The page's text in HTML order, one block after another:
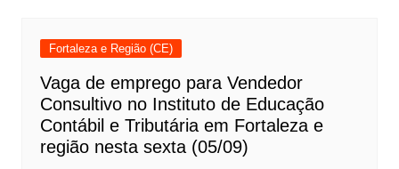
Fortaleza e Região (CE)
Vaga de emprego para Vendedor
Consultivo no Instituto de Educação
Contábil e Tributária em Fortaleza e
região nesta sexta (05/09)